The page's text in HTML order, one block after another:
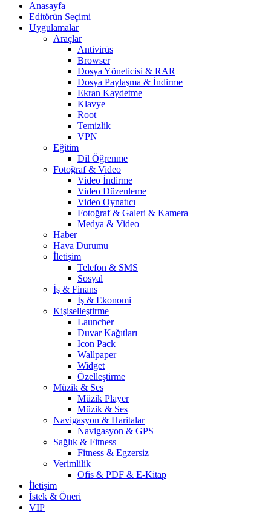
Anasayfa
Editörün Seçimi
Uygulamalar
Araçlar
Antivirüs
Browser
Dosya Yöneticisi & RAR
Dosya Paylaşma & İndirme
Ekran Kaydetme
Klavye
Root
Temizlik
VPN
Eğitim
Dil Öğrenme
Fotoğraf & Video
Video İndirme
Video Düzenleme
Video Oynatıcı
Fotoğraf & Galeri & Kamera
Medya & Video
Haber
Hava Durumu
İletişim
Telefon & SMS
Sosyal
İş & Finans
İş & Ekonomi
Kişiselleştirme
Launcher
Duvar Kağıtları
Icon Pack
Wallpaper
Widget
Özelleştirme
Müzik & Ses
Müzik Player
Müzik & Ses
Navigasyon & Haritalar
Navigasyon & GPS
Sağlık & Fitness
Fitness & Egzersiz
Verimlilik
Ofis & PDF & E-Kitap
İletişim
İstek & Öneri
VIP